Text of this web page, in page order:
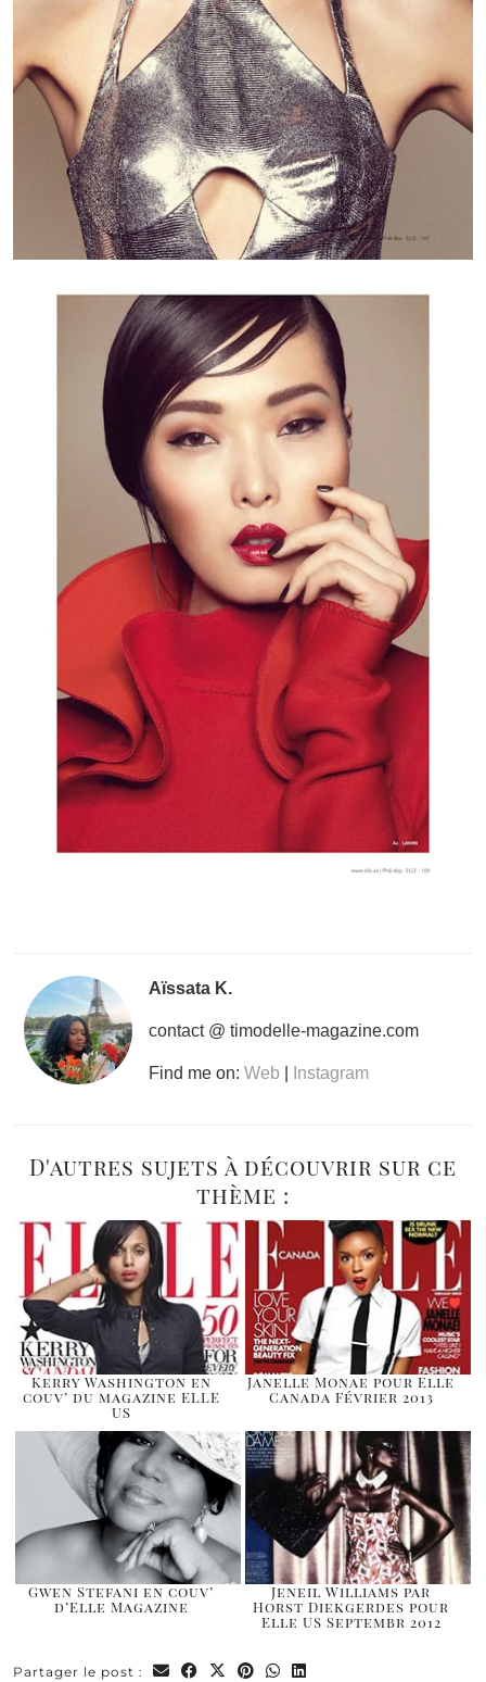
Aïssata K.
contact @ timodelle-magazine.com
Find me on: Web Instagram
D'autres sujets à découvrir sur ce
thème :
Kerry Washington en
couv’ du magazine ELLE
US
Janelle Monae pour Elle
Canada Février 2013
Gwen Stefani en couv’
d’Elle Magazine
Jeneil Williams par
Horst Diekgerdes pour
Elle US Septembr 2012
Partager le post :